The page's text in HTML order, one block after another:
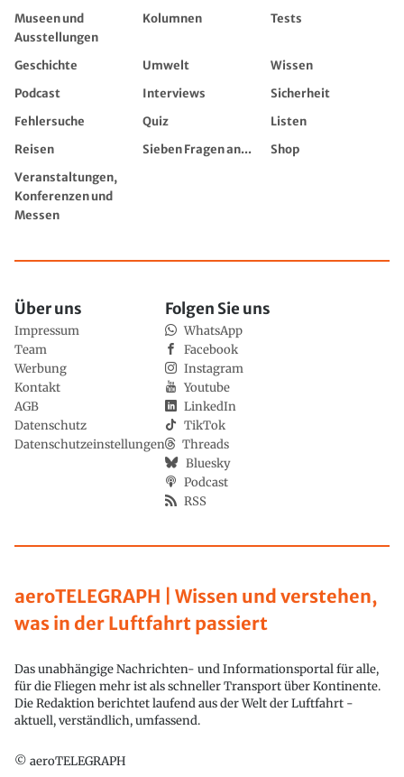
Museen und
Ausstellungen
Kolumnen Tests
Geschichte Umwelt
Wissen
Podcast
Interviews
Sicherheit
Fehlersuche
Quiz
Listen
Reisen
Sieben Fragen an...
Shop
Veranstaltungen,
Konferenzen und
Messen
aeroTELEGRAPH | Wissen und verstehen,
was in der Luftfahrt passiert
Das unabhängige Nachrichten- und Informationsportal für alle,
für die Fliegen mehr ist als schneller Transport über Kontinente.
Die Redaktion berichtet laufend aus der Welt der Luftfahrt -
aktuell, verständlich, umfassend.
© aeroTELEGRAPH
Über uns
Impressum
Team
Werbung
Kontakt
AGB
Datenschutz
Datenschutzeinstellungen
Folgen Sie uns
WhatsApp
Facebook
Instagram
Youtube
LinkedIn
TikTok
Threads
Bluesky
Podcast
RSS